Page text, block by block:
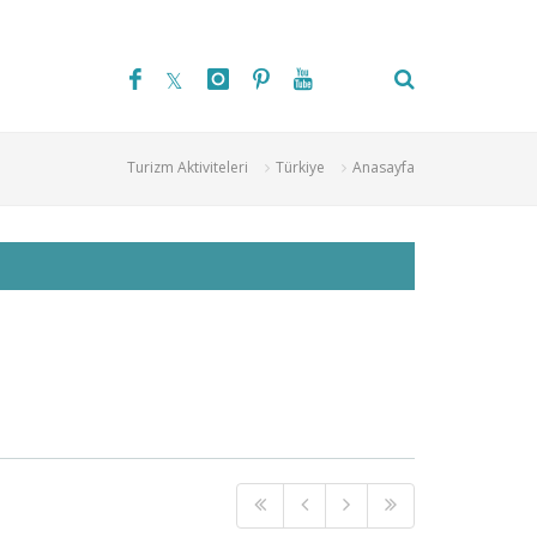
Turizm Aktiviteleri Türkiye Anasayfa